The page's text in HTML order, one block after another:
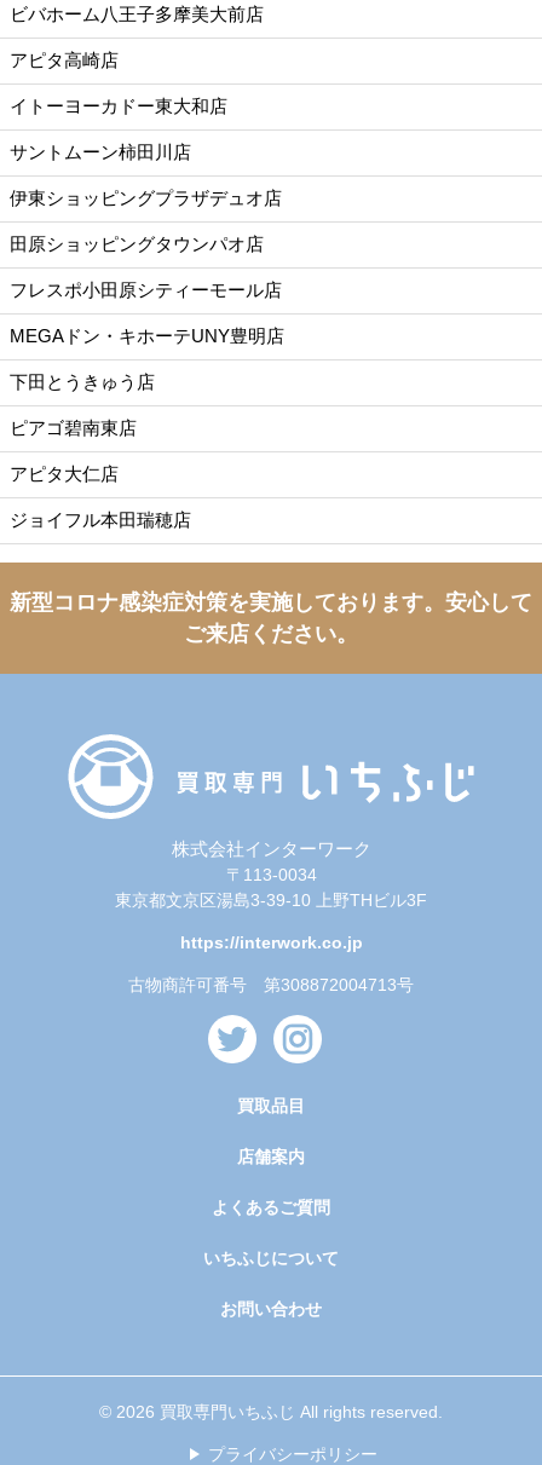
ビバホーム八王子多摩美大前店
アピタ高崎店
イトーヨーカドー東大和店
サントムーン柿田川店
伊東ショッピングプラザデュオ店
田原ショッピングタウンパオ店
フレスポ小田原シティーモール店
MEGAドン・キホーテUNY豊明店
下田とうきゅう店
ピアゴ碧南東店
アピタ大仁店
ジョイフル本田瑞穂店
新型コロナ感染症対策を実施しております。 安心して
ご来店ください。
株式会社インターワーク
〒113-0034
東京都文京区湯島3-39-10 上野THビル3F
https://interwork.co.jp
古物商許可番号 第308872004713号
買取品目
店舗案内
よくあるご質問
いちふじについて
お問い合わせ
© 2026 買取専門いちふじ All rights reserved.
プライバシーポリシー